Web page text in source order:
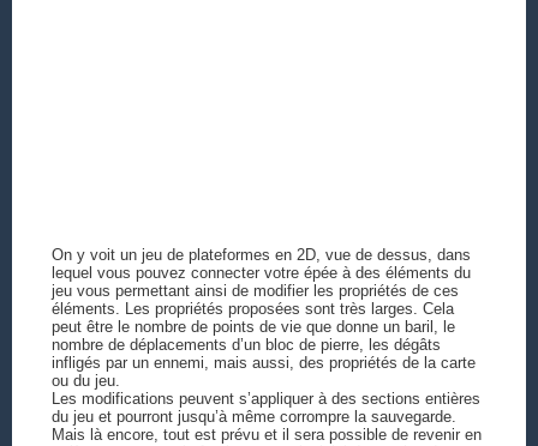
On y voit un jeu de plateformes en 2D, vue de dessus, dans
lequel vous pouvez connecter votre épée à des éléments du
jeu vous permettant ainsi de modifier les propriétés de ces
éléments. Les propriétés proposées sont très larges. Cela
peut être le nombre de points de vie que donne un baril, le
nombre de déplacements d’un bloc de pierre, les dégâts
infligés par un ennemi, mais aussi, des propriétés de la carte
ou du jeu.
Les modifications peuvent s’appliquer à des sections entières
du jeu et pourront jusqu’à même corrompre la sauvegarde.
Mais là encore, tout est prévu et il sera possible de revenir en